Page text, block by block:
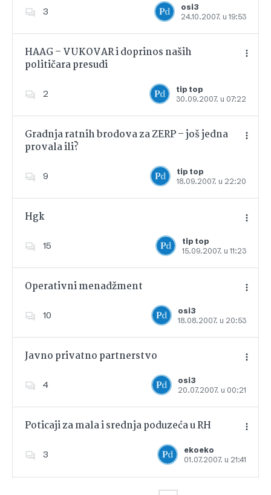
3
osi3
24.10.2007. u 19:53
Dodajte u favorite
HAAG – VUKOVAR i doprinos naših
političara presudi
2
tip top
30.09.2007. u 07:22
Dodajte u favorite
Gradnja ratnih brodova za ZERP – još jedna
provala ili?
9
tip top
18.09.2007. u 22:20
Dodajte u favorite
Hgk
15
tip top
15.09.2007. u 11:23
Dodajte u favorite
Operativni menadžment
10
osi3
18.08.2007. u 20:53
Dodajte u favorite
Javno privatno partnerstvo
4
osi3
20.07.2007. u 00:21
Dodajte u favorite
Poticaji za mala i srednja poduzeća u RH
3
ekoeko
01.07.2007. u 21:41
Dodajte u favorite